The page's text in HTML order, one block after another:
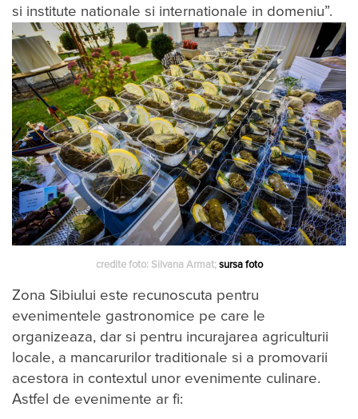
si institute nationale si internationale in domeniu”.
credite foto: Silvana Armat; sursa foto
Zona Sibiului este recunoscuta pentru
evenimentele gastronomice pe care le
organizeaza, dar si pentru incurajarea agriculturii
locale, a mancarurilor traditionale si a promovarii
acestora in contextul unor evenimente culinare.
Astfel de evenimente ar fi: